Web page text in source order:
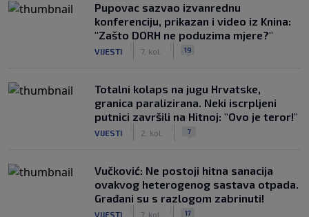
Pupovac sazvao izvanrednu
konferenciju, prikazan i video iz Knina:
"Zašto DORH ne poduzima mjere?"
VIJESTI 7. kol. 19
Totalni kolaps na jugu Hrvatske,
granica paralizirana. Neki iscrpljeni
putnici završili na Hitnoj: "Ovo je teror!"
VIJESTI 2. kol. 7
Vučković: Ne postoji hitna sanacija
ovakvog heterogenog sastava otpada.
Građani su s razlogom zabrinuti!
VIJESTI 7. kol. 17